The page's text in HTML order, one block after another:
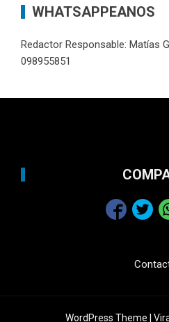
WHATSAPPEANOS
Redactor Responsable: Matías
098955851
WordPress Theme |